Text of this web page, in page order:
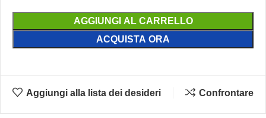
AGGIUNGI AL CARRELLO
ACQUISTA ORA
Aggiungi alla lista dei desideri Confrontare